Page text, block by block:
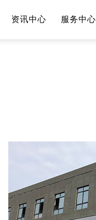
资讯中心 服务中心